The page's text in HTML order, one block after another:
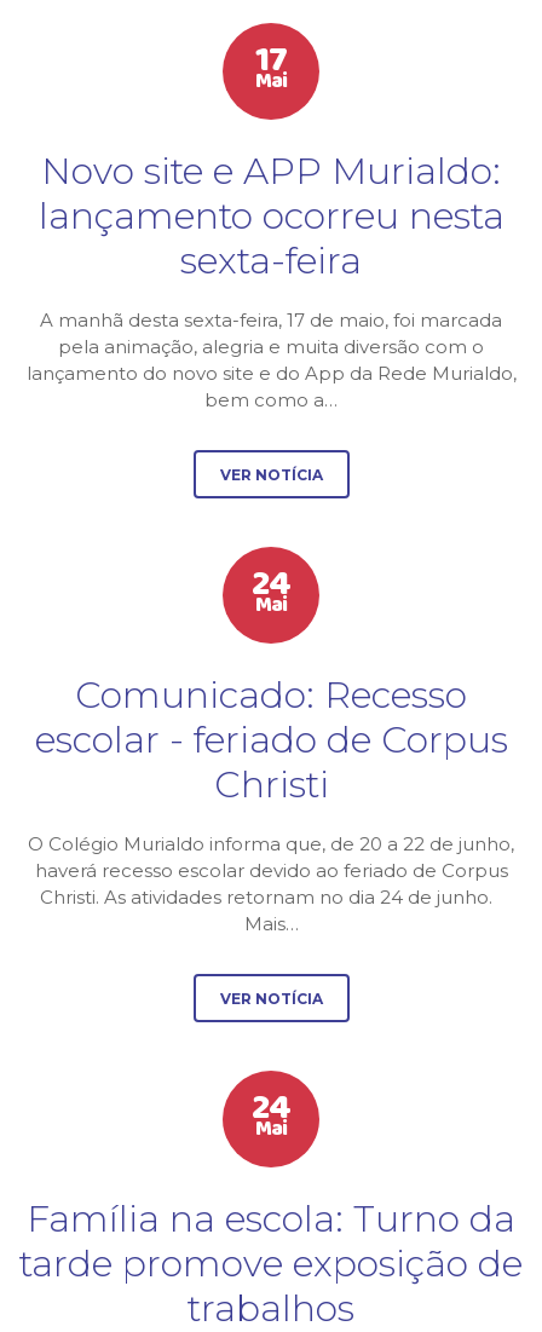
17
Mai
Novo site e APP Murialdo:
lançamento ocorreu nesta
sexta-feira
A manhã desta sexta-feira, 17 de maio, foi marcada
pela animação, alegria e muita diversão com o
lançamento do novo site e do App da Rede Murialdo,
bem como a…
VER NOTÍCIA
24
Mai
Comunicado: Recesso
escolar - feriado de Corpus
Christi
O Colégio Murialdo informa que, de 20 a 22 de junho,
haverá recesso escolar devido ao feriado de Corpus
Christi. As atividades retornam no dia 24 de junho.
Mais…
VER NOTÍCIA
24
Mai
Família na escola: Turno da
tarde promove exposição de
trabalhos